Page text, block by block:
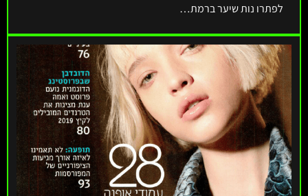
לפתרו נות שיער ברמת…